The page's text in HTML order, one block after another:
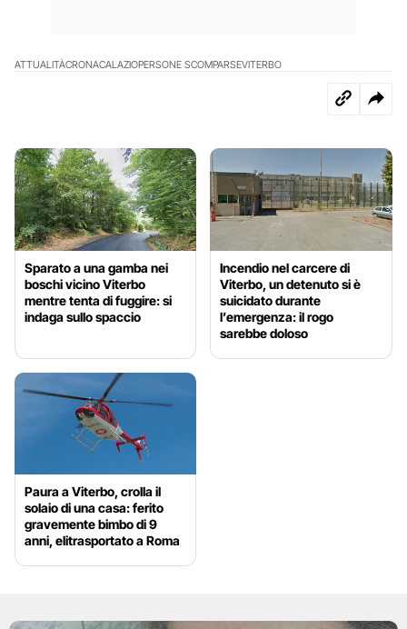
ATTUALITÀCRONACALAZIOPERSONE SCOMPARSEVITERBO
Sparato a una gamba nei
boschi vicino Viterbo
mentre tenta di fuggire: si
indaga sullo spaccio
Incendio nel carcere di
Viterbo, un detenuto si è
suicidato durante
l’emergenza: il rogo
sarebbe doloso
Paura a Viterbo, crolla il
solaio di una casa: ferito
gravemente bimbo di 9
anni, elitrasportato a Roma